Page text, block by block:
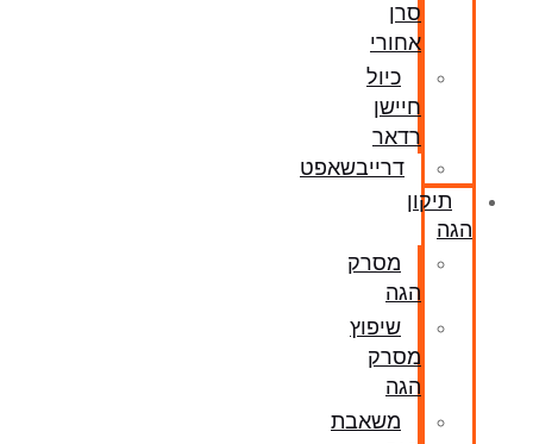
סרן
אחורי
כיול
חיישן
רדאר
דרייבשאפט
תיקון
הגה
מסרק
הגה
שיפוץ
מסרק
הגה
משאבת